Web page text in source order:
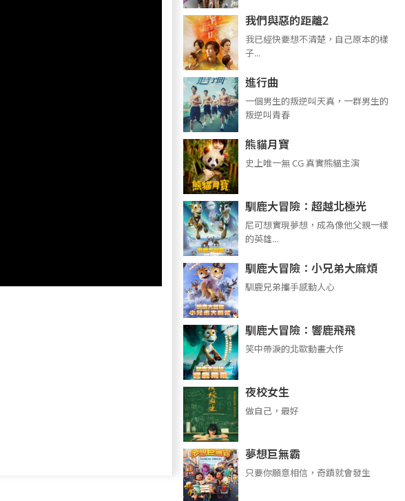
我們與惡的距離2
我已經快要想不清楚，自己原本的樣
子...
進行曲
​​​一個男生的叛逆叫天真，一群男生的
叛逆叫青春
熊貓月寶
史上唯一無 CG 真實熊貓主演
馴鹿大冒險：超越北極光
尼可想實現夢想，成為像他父親一樣
的英雄…
馴鹿大冒險：小兄弟大麻煩
馴鹿兄弟攜手感動人心
馴鹿大冒險：響鹿飛飛
笑中帶淚的北歐動畫大作
夜校女生
做自己，最好
夢想巨無霸
只要你願意相信，奇蹟就會發生